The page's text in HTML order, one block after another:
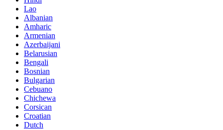
Lao
Albanian
Amharic
Armenian
Azerbaijani
Belarusian
Bengali
Bosnian
Bulgarian
Cebuano
Chichewa
Corsican
Croatian
Dutch